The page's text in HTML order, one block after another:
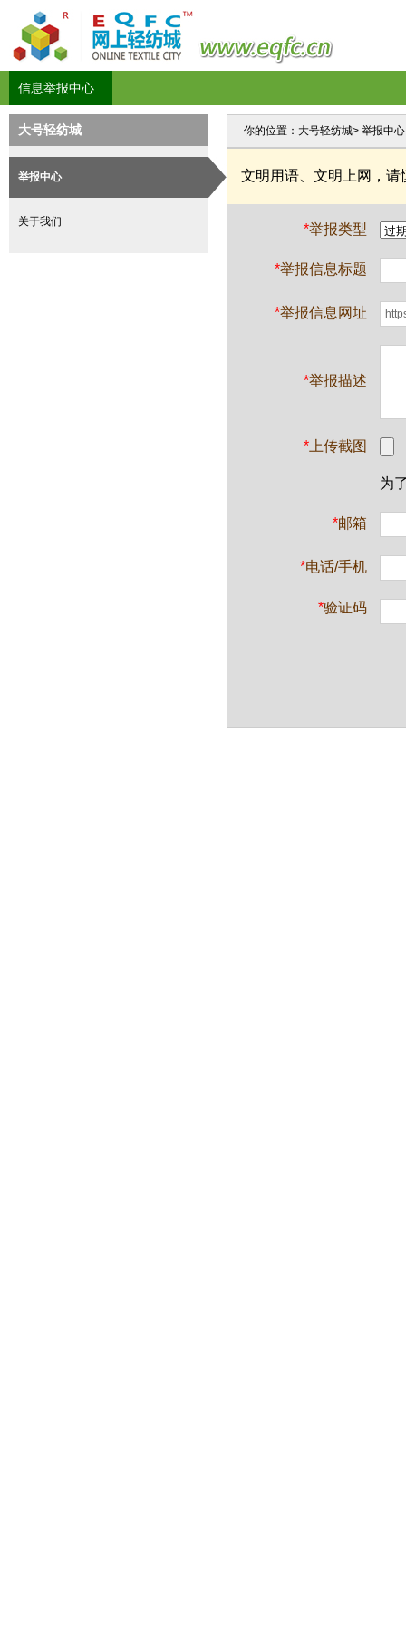
信息举报中心
大号轻纺城
举报中心
关于我们
你的位置： 大号轻纺城> 举报中心
文明用语、文明上网，
*举报类型
*举报信息标题
*举报信息网址
*举报描述
*上传截图
为
*邮箱
*电话/手机
*验证码